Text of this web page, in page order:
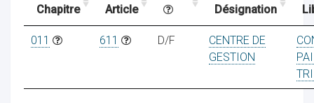
Chapitre Article
Désignation
011 611 D/F
CENTRE DE
GESTION